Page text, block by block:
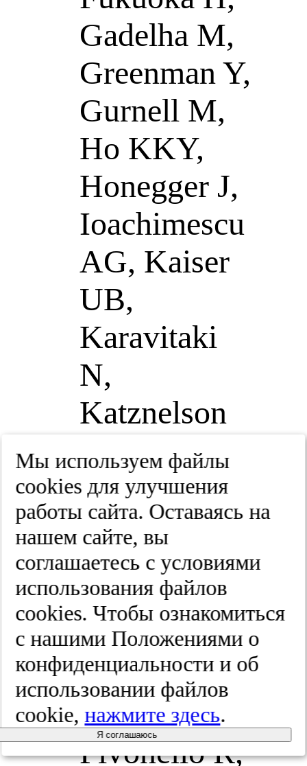
Gadelha M,
Greenman Y,
Gurnell M,
Ho KKY,
Honegger J,
Ioachimescu
AG, Kaiser
UB,
Karavitaki
N,
Katznelson
L, Lodish M,
Maiter D,
Marcus HJ,
McCormack
A, Molitch
M, Muir CA,
Neggers S,
Pereira AM,
Pivonello R,
Мы используем файлы
cооkies для улучшения
работы сайта. Оставаясь на
нашем сайте, вы
соглашаетесь с условиями
использования файлов
cооkies. Чтобы ознакомиться
с нашими Положениями о
конфиденциальности и об
использовании файлов
cookie,нажмите здесь.
Я соглашаюсь